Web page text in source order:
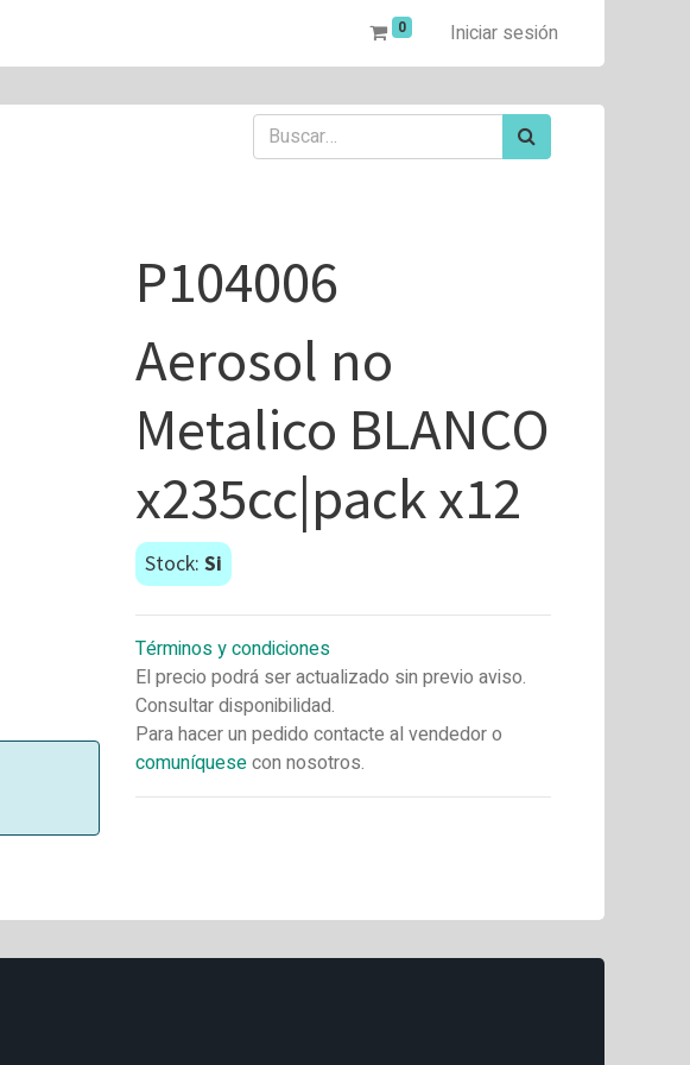
0 Iniciar sesión
P104006
Aerosol no
Metalico BLANCO
x235cc|pack x12
Stock: Si
Términos y condiciones
El precio podrá ser actualizado sin previo aviso.
Consultar disponibilidad.
Para hacer un pedido contacte al vendedor o
comuníquesecon nosotros.